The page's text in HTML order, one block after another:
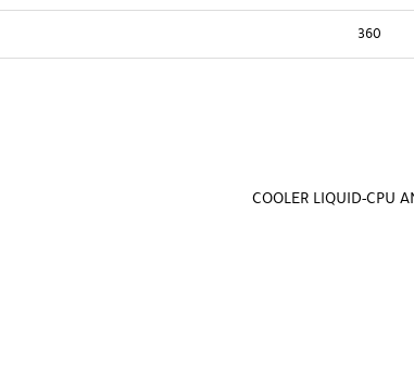
360
COOLER LIQUID-CPU